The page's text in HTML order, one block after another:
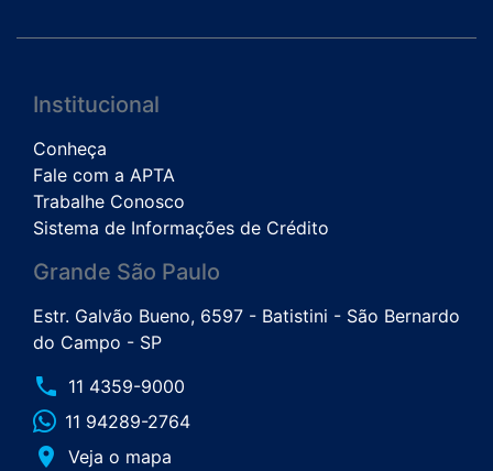
Institucional
Conheça
Fale com a APTA
Trabalhe Conosco
Sistema de Informações de Crédito
Grande São Paulo
Estr. Galvão Bueno, 6597 - Batistini - São Bernardo
do Campo - SP
phone 11 4359-9000
11 94289-2764
place Veja o mapa